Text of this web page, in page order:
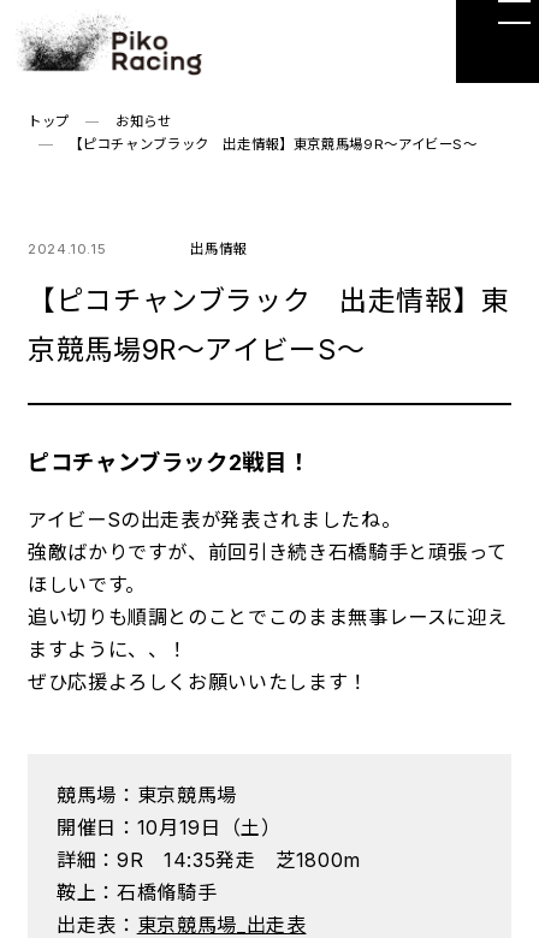
to
content
トップ
お知らせ
【ピコチャンブラック 出走情報】東京競馬場9R～アイビーS～
2024.10.15 出馬情報
【ピコチャンブラック 出走情報】東
京競馬場9R～アイビーS～
ピコチャンブラック2戦目！
アイビーSの出走表が発表されましたね。
強敵ばかりですが、前回引き続き石橋騎手と頑張って
ほしいです。
追い切りも順調とのことでこのまま無事レースに迎え
ますように、、！
ぜひ応援よろしくお願いいたします！
競馬場：東京競馬場
開催日：10月19日（土）
詳細：9R 14:35発走 芝1800m
鞍上：石橋脩騎手
出走表： 東京競馬場_出走表